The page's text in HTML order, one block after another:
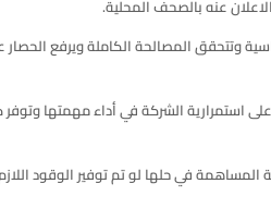
وتتحقق المصالحة الكاملة ويرفع
وتحافظ على استمرارية الشركة في أداء مهمتها
والتي تستطيع الشركة المساهمة في حلها لو تم توفير